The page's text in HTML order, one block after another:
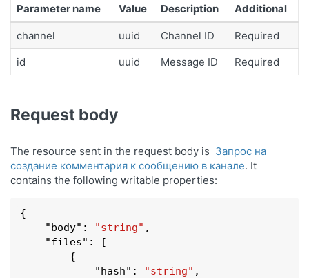
Parameter name Value Description Additional
channel uuid Channel ID
Required
id
uuid Message ID Required
Request body
The resource sent in the request body is Запрос на
создание комментария к сообщению в канале. It
contains the following writable properties:
{
    "
body": "string" ,
    "
files":
[
        {
            "
hash": "string" ,